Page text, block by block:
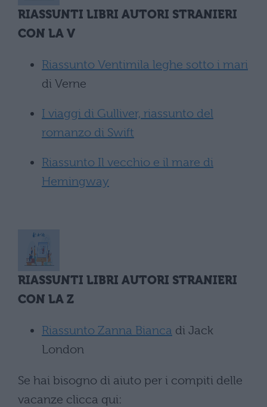
RIASSUNTI LIBRI AUTORI STRANIERI
CON LA V
Riassunto Ventimila leghe sotto i mari
di Verne
I viaggi di Gulliver, riassunto del
romanzo di Swift
Riassunto Il vecchio e il mare di
Hemingway
RIASSUNTI LIBRI AUTORI STRANIERI
CON LA Z
Riassunto Zanna Bianca di Jack
London
Se hai bisogno di aiuto per i compiti delle
vacanze clicca qui: